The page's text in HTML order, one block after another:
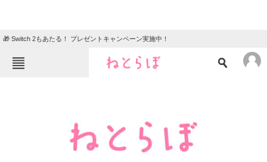
🎁 Switch 2もあたる！ プレゼントキャンペーン実施中！
クイズ
地域